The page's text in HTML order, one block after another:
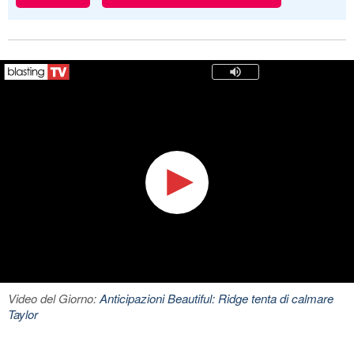
Video del Giorno:Anticipazioni Beautiful: Ridge tenta di calmare
Taylor